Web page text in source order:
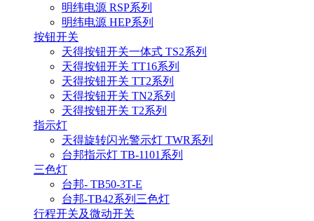
明纬电源 RSP系列
明纬电源 HEP系列
按钮开关
天得按钮开关一体式 TS2系列
天得按钮开关 TT16系列
天得按钮开关 TT2系列
天得按钮开关 TN2系列
天得按钮开关 T2系列
指示灯
天得旋转闪光警示灯 TWR系列
台邦指示灯 TB-1101系列
三色灯
台邦- TB50-3T-E
台邦-TB42系列三色灯
行程开关及微动开关